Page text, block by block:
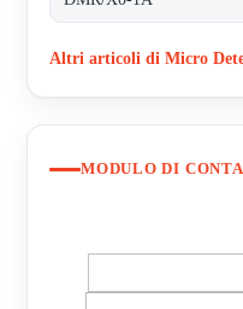
Altri articoli di Micro
MODULO DI